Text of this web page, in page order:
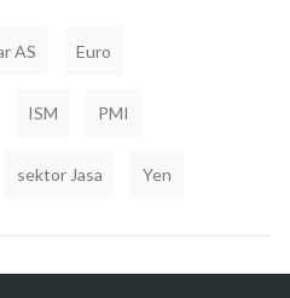
AS Euro
ISM PMI
sektor Jasa Yen